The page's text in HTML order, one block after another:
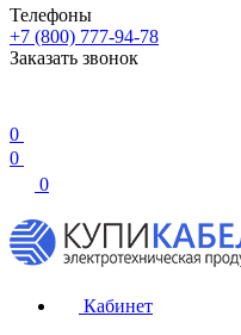
Телефоны
+7 (800) 777-94-78
Заказать звонок
0
0
0
Кабинет